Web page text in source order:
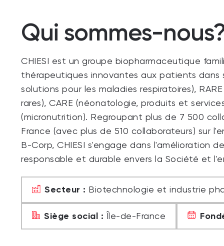
Qui sommes-
CHIESI est un groupe biopharmaceutique
thérapeutiques innovantes aux patients dans
solutions pour les maladies respiratoires),
rares), CARE (néonatologie, produits et
(micronutrition). Regroupant plus de 7 500
France (avec plus de 510 collaborateurs) sur
B-Corp, CHIESI s'engage dans l'amélioration
responsable et durable envers la Société et
Secteur : Biotechnologie et industrie
Siège social : Île-de-France